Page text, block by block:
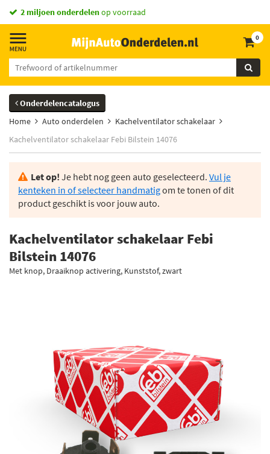
vandaag besteld,morgen in huis *
2 miljoen onderdelenop voorraad
0
Onderdelencatalogus
Home
Auto onderdelen
Kachelventilator schakelaar
Kachelventilator schakelaar Febi Bilstein 14076
Let op! Je hebt nog geen auto geselecteerd. Vul je
kenteken in of selecteer handmatigom te tonen of dit
product geschikt is voor jouw auto.
Kachelventilator schakelaar Febi
Bilstein 14076
Met knop, Draaiknop activering, Kunststof, zwart